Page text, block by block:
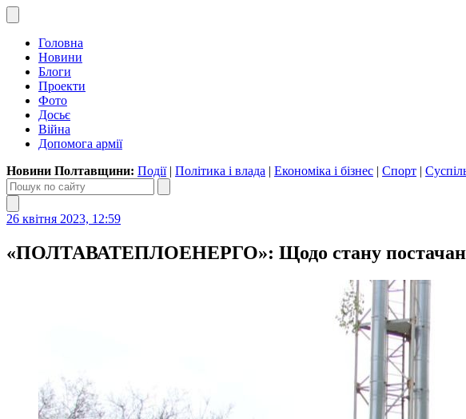
Головна
Новини
Блоги
Проекти
Фото
Досьє
Війна
Допомога армії
Новини Полтавщини: Події| Політика і влада | Економіка і бізнес | Спорт |
26 квітня 2023, 12:59
«ПОЛТАВАТЕПЛОЕНЕРГО»: Щодо стану постачання